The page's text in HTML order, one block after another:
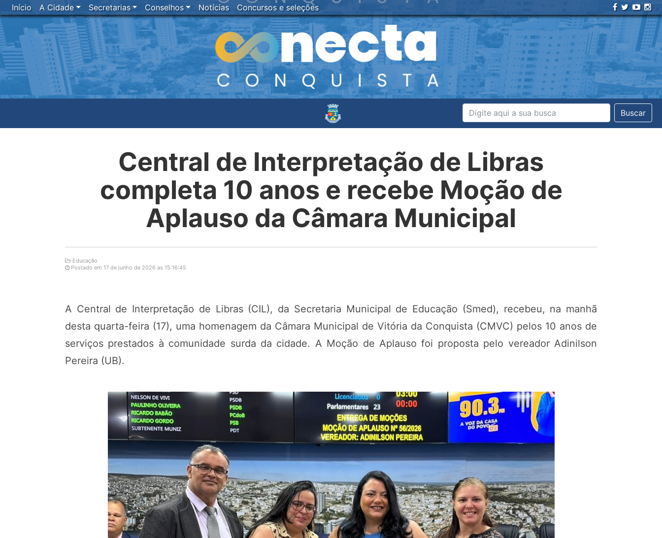
Início A Cidade Secretarias Conselhos Notícias Concursos e seleções
Buscar
Central de Interpretação de Libras
completa 10 anos e recebe Moção de
Aplauso da Câmara Municipal
Educação
Postado em 17 de junho de 2026 as 15:16:45
A Central de Interpretação de Libras (CIL), da Secretaria Municipal de Educação (Smed), recebeu, na manhã
desta quarta-feira (17), uma homenagem da Câmara Municipal de Vitória da Conquista (CMVC) pelos 10 anos de
serviços prestados à comunidade surda da cidade. A Moção de Aplauso foi proposta pelo vereador Adinilson
Pereira (UB).